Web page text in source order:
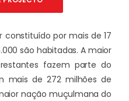
constituído por mais de 17
são habitadas. A maior
fazem parte do
mais de 272 milhões de
nação muçulmana do